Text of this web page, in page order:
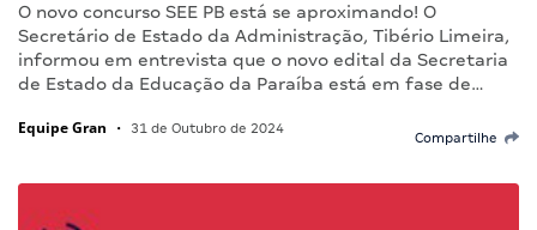
O novo concurso SEE PB está se aproximando! O
Secretário de Estado da Administração, Tibério Limeira,
informou em entrevista que o novo edital da Secretaria
de Estado da Educação da Paraíba está em fase de…
Equipe Gran • 31 de Outubro de 2024
Compartilhe